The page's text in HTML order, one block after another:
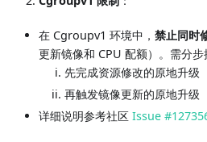
在 Cgroupv1 环境中， 禁止同时
更新镜像和 CPU 配额）。需分步
先完成资源修改的原地升级
再触发镜像更新的原地升级
详细说明参考社区 Issue